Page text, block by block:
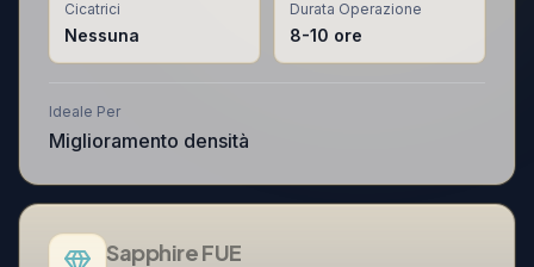
Cicatrici
Nessuna
Durata Operazione
8-10 ore
Ideale Per
Miglioramento densità
Sapphire FUE